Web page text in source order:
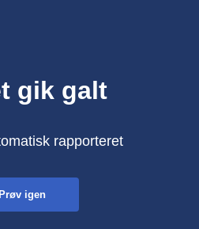
gik galt
rapporteret
Prøv igen